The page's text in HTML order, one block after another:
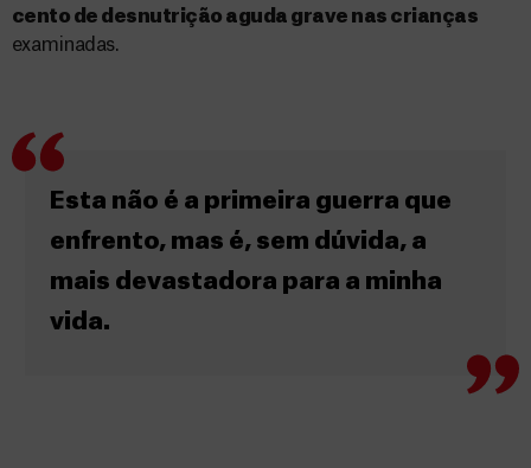
cento de desnutrição aguda grave nas crianças
examinadas.
Esta não é a primeira guerra que
enfrento, mas é, sem dúvida, a
mais devastadora para a minha
vida.